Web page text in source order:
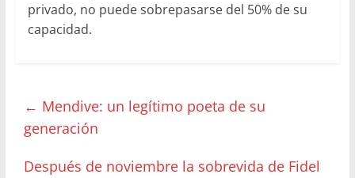
privado, no puede sobrepasarse del 50% de su
capacidad.
← Mendive: un legítimo poeta de su
generación
Después de noviembre la sobrevida de Fidel